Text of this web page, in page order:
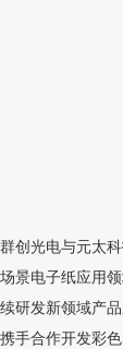
群创光电与元太
场景电子纸应用
续研发新领域产
携手合作开发彩